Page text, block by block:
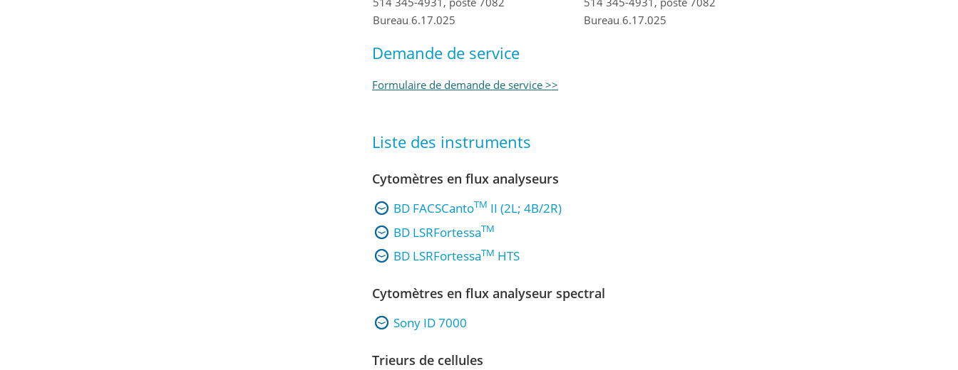
​Bureau 6.17.025
Bureau 6.17.025
Demande de service
Formulaire de demande de service >>
Liste des instruments
Cytomètres en flux analyseurs
BD FACSCantoTM II (2L; 4B/2R)
BD LSRFortessaTM
BD LSRFortessaTM HTS
Cytomètres en flux analyseur spectral
Sony ID 7000
Trieurs de cellules